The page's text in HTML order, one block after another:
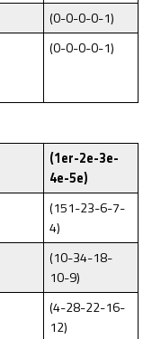
(0-0-0-0-1)
(0-0-0-0-1)
(1er-2e-3e-
4e-5e)
(151-23-6-7-
4)
(10-34-18-
10-9)
(4-28-22-16-
12)